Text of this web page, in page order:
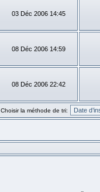
03 Déc 2006 14:45
08 Déc 2006 14:59
08 Déc 2006 22:42
Choisir la méthode de tri: